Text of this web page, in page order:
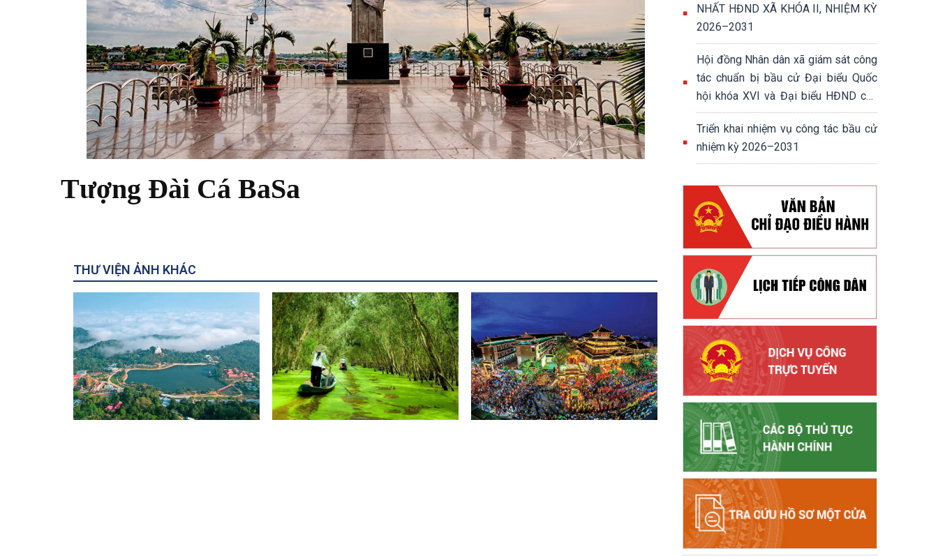
Tượng Đài Cá BaSa
THƯ VIỆN ẢNH KHÁC
Khu Du Lịch Núi Cấm Rừng Tràm Trà Sư Miếu Bà Chúa Xứ
NHẤT HĐND XÃ KHÓA II, NHIỆM KỲ
2026–2031
Hội đồng Nhân dân xã giám sát công
tác chuẩn bị bầu cử Đại biểu Quốc
hội khóa XVI và Đại biểu HĐND các
cấp nhiệm kỳ 2026-2031
Triển khai nhiệm vụ công tác bầu cử
nhiệm kỳ 2026–2031